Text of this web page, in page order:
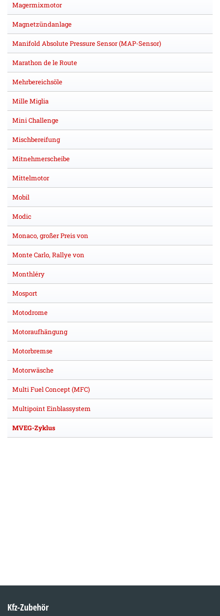
Magermixmotor
Magnetzündanlage
Manifold Absolute Pressure Sensor (MAP-Sensor)
Marathon de le Route
Mehrbereichsöle
Mille Miglia
Mini Challenge
Mischbereifung
Mitnehmerscheibe
Mittelmotor
Mobil
Modic
Monaco, großer Preis von
Monte Carlo, Rallye von
Monthléry
Mosport
Motodrome
Motoraufhängung
Motorbremse
Motorwäsche
Multi Fuel Concept (MFC)
Multipoint Einblassystem
MVEG-Zyklus
Kfz-Zubehör